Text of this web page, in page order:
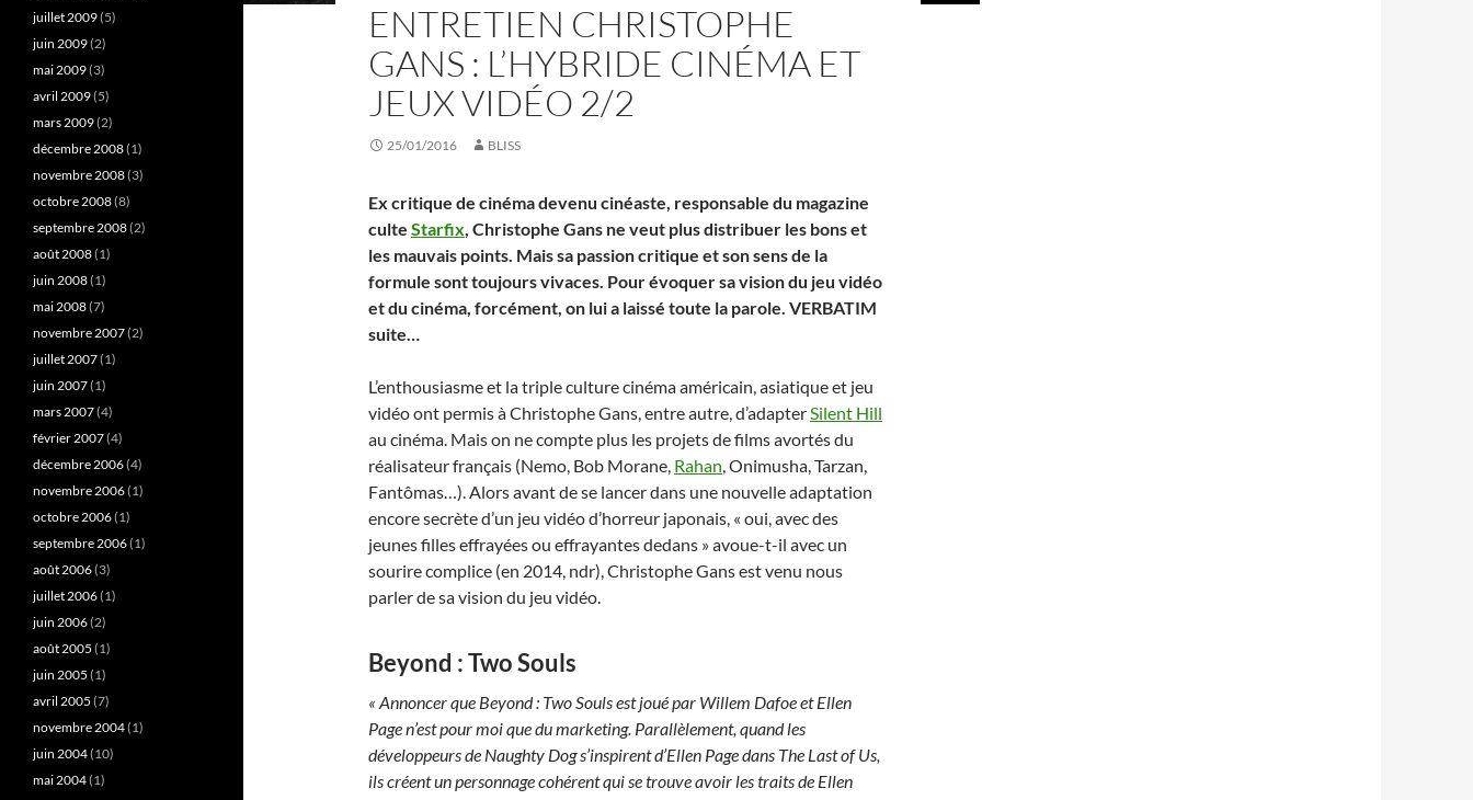
ENTRETIEN CHRISTOPHE
GANS : L’HYBRIDE CINÉMA ET
JEUX VIDÉO 2/2
25/01/2016 BLISS
Ex critique de cinéma devenu cinéaste, responsable du magazine
culte Starfix, Christophe Gans ne veut plus distribuer les bons et
les mauvais points. Mais sa passion critique et son sens de la
formule sont toujours vivaces. Pour évoquer sa vision du jeu vidéo
et du cinéma, forcément, on lui a laissé toute la parole. VERBATIM
suite…
L’enthousiasme et la triple culture cinéma américain, asiatique et jeu
vidéo ont permis à Christophe Gans, entre autre, d’adapterSilent Hill
au cinéma. Mais on ne compte plus les projets de films avortés du
réalisateur français (Nemo, Bob Morane, Rahan, Onimusha, Tarzan,
Fantômas…). Alors avant de se lancer dans une nouvelle adaptation
encore secrète d’un jeu vidéo d’horreur japonais, « oui, avec des
jeunes filles effrayées ou effrayantes dedans » avoue-t-il avec un
sourire complice (en 2014, ndr), Christophe Gans est venu nous
parler de sa vision du jeu vidéo.
Beyond : Two Souls
« Annoncer que Beyond : Two Souls est joué par Willem Dafoe et Ellen
Page n’est pour moi que du marketing. Parallèlement, quand les
développeurs de Naughty Dog s’inspirent d’Ellen Page dans The Last of Us,
ils créent un personnage cohérent qui se trouve avoir les traits de Ellen
juillet 2009(5)
juin 2009(2)
mai 2009(3)
avril 2009(5)
mars 2009(2)
décembre 2008(1)
novembre 2008(3)
octobre 2008(8)
septembre 2008(2)
août 2008(1)
juin 2008(1)
mai 2008(7)
novembre 2007(2)
juillet 2007(1)
juin 2007(1)
mars 2007(4)
février 2007(4)
décembre 2006(4)
novembre 2006(1)
octobre 2006(1)
septembre 2006(1)
août 2006(3)
juillet 2006(1)
juin 2006(2)
août 2005 (1)
juin 2005 (1)
avril 2005 (7)
novembre 2004(1)
juin 2004(10)
mai 2004(1)